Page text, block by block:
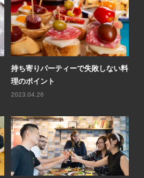
持ち寄りパーティーで失敗しない料
理のポイント
2023.04.26